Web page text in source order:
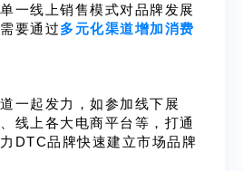
单一线上销售模式对品牌发展
要通过多元化渠道增加消费
一起发力，如参加线下展
线上各大电商平台等，打通
DTC品牌快速建立市场品牌